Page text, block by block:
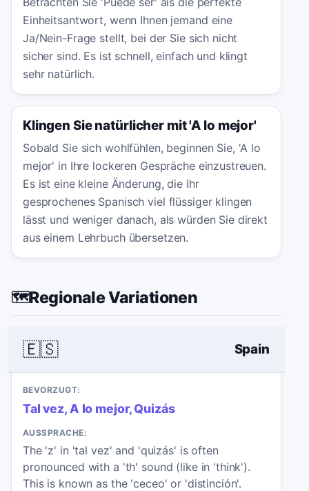
Einheitsantwort, wenn Ihnen jemand eine
Ja/Nein-Frage stellt, bei der Sie sich nicht
sicher sind. Es ist schnell, einfach und klingt
sehr natürlich.
Klingen Sie natürlicher mit 'A lo mejor'
Sobald Sie sich wohlfühlen, beginnen Sie, 'A lo
mejor' in Ihre lockeren Gespräche einzustreuen.
Es ist eine kleine Änderung, die Ihr
gesprochenes Spanisch viel flüssiger klingen
lässt und weniger danach, als würden Sie direkt
aus einem Lehrbuch übersetzen.
🗺️Regionale Variationen
🇪🇸 Spain
BEVORZUGT:
Tal vez, A lo mejor, Quizás
AUSSPRACHE:
The 'z' in 'tal vez' and 'quizás' is often
pronounced with a 'th' sound (like in 'think').
This is known as the 'ceceo' or 'distinción'.